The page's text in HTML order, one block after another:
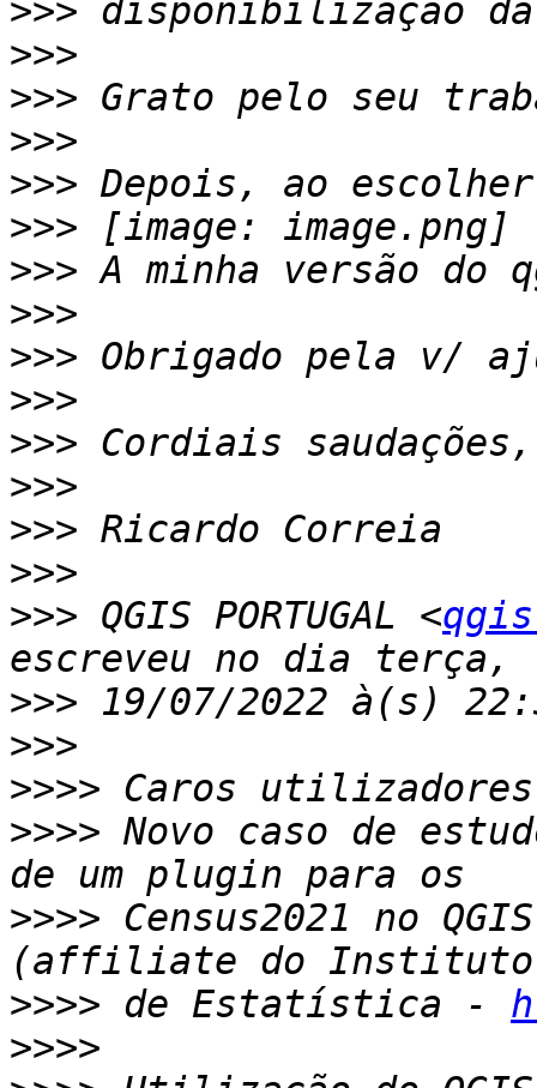
>>>
>>>
>>>
>>>
>>>
>>>
>>>
>>>
>>>
>>>
>>>
>>>
>>>
>>>
>>> QGIS PORTUGAL <
>>>
>>>
>>>>
>>>> Novo caso de
>>>> Census2021 no
>>>> de Estatística -
>>>>